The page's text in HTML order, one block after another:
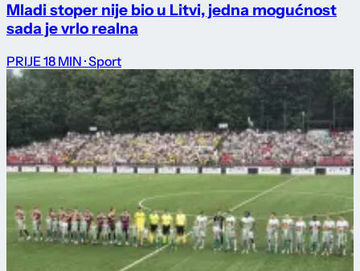
Mladi stoper nije bio u Litvi, jedna mogućnost
sada je vrlo realna
PRIJE 18 MIN · Sport